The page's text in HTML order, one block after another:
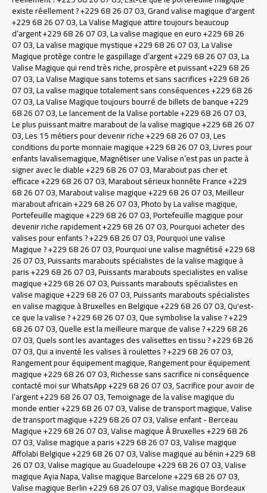
existe réellement ? +229 68 26 07 03,Grand valise magique d'argent
+229 68 26 07 03,La Valise Magique attire toujours beaucoup
d’argent +229 68 26 07 03,La valise magique en euro +229 68 26
07 03,La valise magique mystique +229 68 26 07 03,La Valise
Magique protège contre le gaspillage d’argent +229 68 26 07 03,La
Valise Magique qui rend très riche, prospère et puissant +229 68 26
07 03,La Valise Magique sans totems et sans sacrifices +229 68 26
07 03,La valise magique totalement sans conséquences +229 68 26
07 03,La Valise Magique toujours bourré de billets de banque +229
68 26 07 03,Le lancement de la Valise portable +229 68 26 07 03,
Le plus puissant maitre marabout de la valise magique +229 68 26 07
03,Les 15 métiers pour devenir riche +229 68 26 07 03,Les
conditions du porte monnaie magique +229 68 26 07 03,Livres pour
enfants lavalisemagique,Magnétiser une Valise n’est pas un pacte à
signer avec le diable +229 68 26 07 03,Marabout pas cher et
efficace +229 68 26 07 03,Marabout sérieux honnête France +229
68 26 07 03,Marabout valise magique +229 68 26 07 03,Meilleur
marabout africain +229 68 26 07 03,Photo by La valise magique,
Portefeuille magique +229 68 26 07 03,Portefeuille magique pour
devenir riche rapidement +229 68 26 07 03,Pourquoi acheter des
valises pour enfants ? +229 68 26 07 03,Pourquoi une valise
Magique ? +229 68 26 07 03,Pourquoi une valise magnétisé +229 68
26 07 03,Puissants marabouts spécialistes de la valise magique à
paris +229 68 26 07 03,Puissants marabouts specialistes en valise
magique +229 68 26 07 03,Puissants marabouts spécialistes en
valise magique +229 68 26 07 03,Puissants marabouts spécialistes
en valise magique à Bruxelles en Belgique +229 68 26 07 03,Qu'est-
ce que la valise ? +229 68 26 07 03,Que symbolise la valise ? +229
68 26 07 03,Quelle est la meilleure marque de valise ? +229 68 26
07 03,Quels sont les avantages des valisettes en tissu ? +229 68 26
07 03,Qui a inventé les valises à roulettes ? +229 68 26 07 03,
Rangement pour équipement magique,Rangement pour équipement
magique +229 68 26 07 03,Richesse sans sacrifice ni conséquence
contacté moi sur WhatsApp +229 68 26 07 03,Sacrifice pour avoir de
l’argent +229 68 26 07 03,Temoignage de la valise magique du
monde entier +229 68 26 07 03,Valise de transport magique,Valise
de transport magique +229 68 26 07 03,Valise enfant - Berceau
Magique +229 68 26 07 03,Valise magique À Bruxelles +229 68 26
07 03,Valise magique a paris +229 68 26 07 03,Valise magique
Affolabi Belgique +229 68 26 07 03,Valise magique au bénin +229 68
26 07 03,Valise magique au Guadeloupe +229 68 26 07 03,Valise
magique Ayia Napa,Valise magique Barcelone +229 68 26 07 03,
Valise magique Berlin +229 68 26 07 03,Valise magique Bordeaux